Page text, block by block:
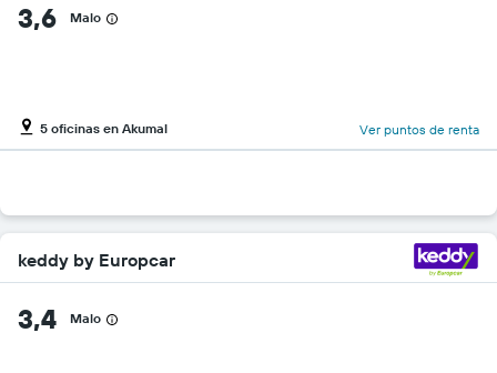
3,6 Malo
5 oficinas en Akumal Ver puntos de renta
keddy by Europcar
3,4 Malo